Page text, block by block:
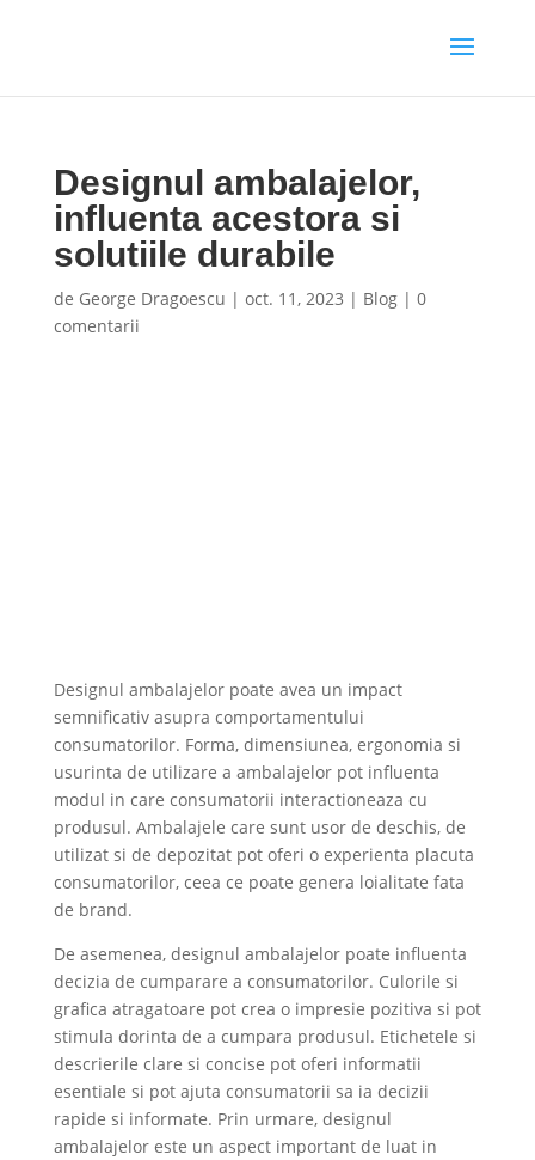
Designul ambalajelor,
influenta acestora si
solutiile durabile
de George Dragoescu | oct. 11, 2023 | Blog| 0
comentarii
Designul ambalajelor poate avea un impact
semnificativ asupra comportamentului
consumatorilor. Forma, dimensiunea, ergonomia si
usurinta de utilizare a ambalajelor pot influenta
modul in care consumatorii interactioneaza cu
produsul. Ambalajele care sunt usor de deschis, de
utilizat si de depozitat pot oferi o experienta placuta
consumatorilor, ceea ce poate genera loialitate fata
de brand.
De asemenea, designul ambalajelor poate influenta
decizia de cumparare a consumatorilor. Culorile si
grafica atragatoare pot crea o impresie pozitiva si pot
stimula dorinta de a cumpara produsul. Etichetele si
descrierile clare si concise pot oferi informatii
esentiale si pot ajuta consumatorii sa ia decizii
rapide si informate. Prin urmare, designul
ambalajelor este un aspect important de luat in